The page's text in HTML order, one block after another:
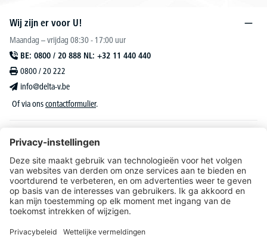
Wij zijn er voor U!
Maandag – vrijdag 08:30 - 17:00 uur
BE: 0800 / 20 888 NL: +32 11 440 440
0800 / 20 222
info@delta-v.be
Of via onscontactformulier.
DELTA-V Lucas
Klantenservice
Over DELTA-V